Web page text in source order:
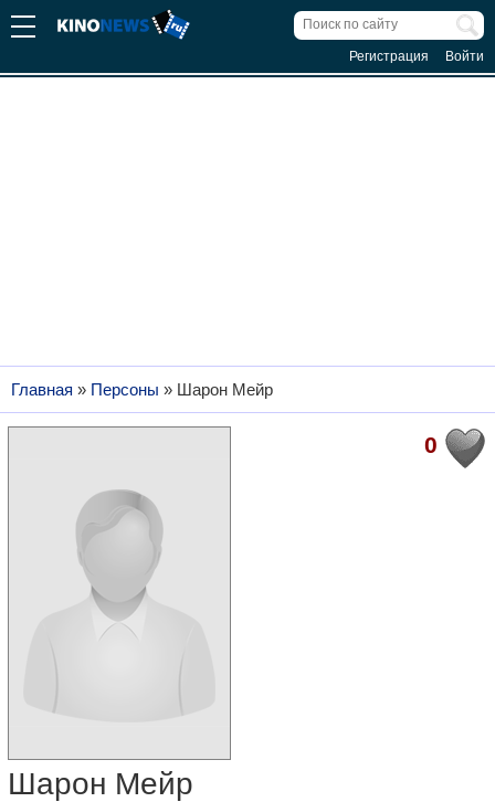
Регистрация Войти
Главная » Персоны » Шарон Мейр
0
Шарон Мейр